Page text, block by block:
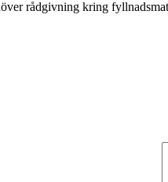
rådgivning kring